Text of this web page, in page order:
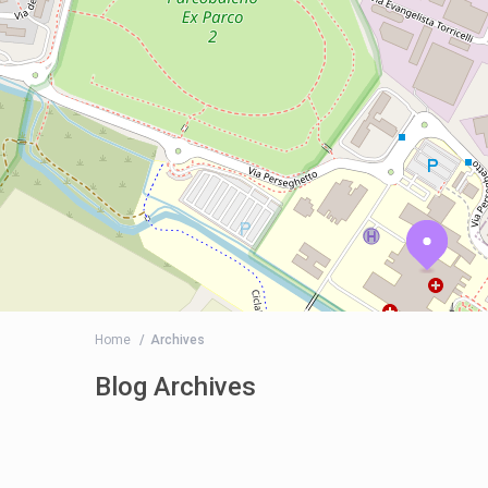
Home Archives
Blog Archives